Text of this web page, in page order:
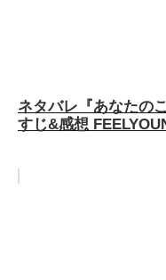
ネタバレ『あなたの
すじ&感想